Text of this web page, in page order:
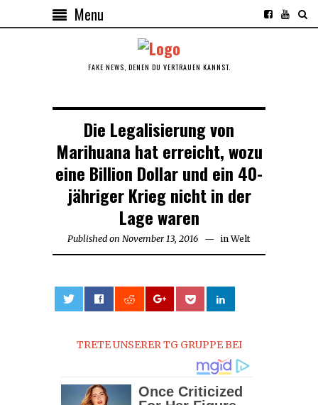
Menu
FAKE NEWS, DENEN DU VERTRAUEN KANNST.
Die Legalisierung von
Marihuana hat erreicht, wozu
eine Billion Dollar und ein 40-
jähriger Krieg nicht in der
Lage waren
Published on November 13, 2016 in Welt
TRETE UNSERER TG GRUPPE BEI